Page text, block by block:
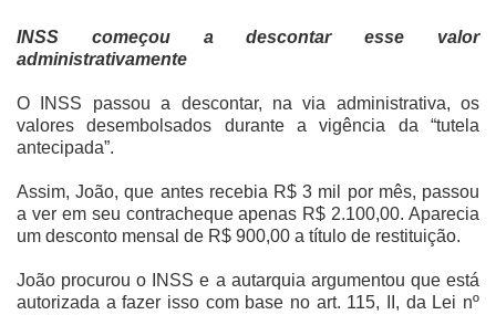
INSS começou a descontar esse valor
administrativamente
O INSS passou a descontar, na via administrativa, os
valores desembolsados durante a vigência da “tutela
antecipada”.
Assim, João, que antes recebia R$ 3 mil por mês, passou
a ver em seu contracheque apenas R$ 2.100,00. Aparecia
um desconto mensal de R$ 900,00 a título de restituição.
João procurou o INSS e a autarquia argumentou que está
autorizada a fazer isso com base no art. 115, II, da Lei nº